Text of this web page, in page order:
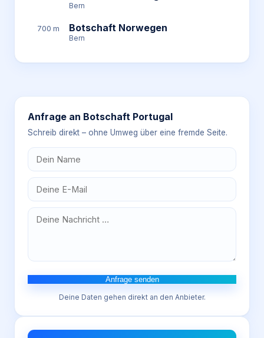
Bern
700 m Botschaft Norwegen
Bern
Anfrage an Botschaft Portugal
Schreib direkt – ohne Umweg über eine fremde Seite.
Anfrage senden
Deine Daten gehen direkt an den Anbieter.